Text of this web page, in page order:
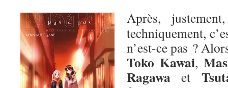
Après,
techniquement,
n’est-ce pas ?
Toko Kawai,
Ragawa et